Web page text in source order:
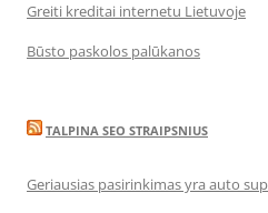
Greiti kreditai internetu Lietuvoje
Būsto paskolos palūkanos
TALPINA SEO STRAIPSNIUS
Geriausias pasirinkimas yra auto